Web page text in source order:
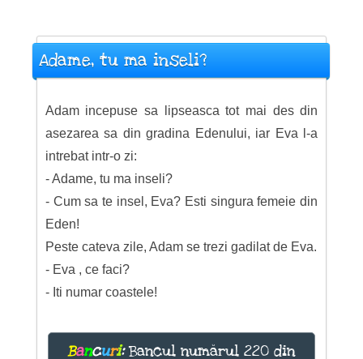
Adame, tu ma inseli?
Adam incepuse sa lipseasca tot mai des din
asezarea sa din gradina Edenului, iar Eva l-a
intrebat intr-o zi:
- Adame, tu ma inseli?
- Cum sa te insel, Eva? Esti singura femeie din
Eden!
Peste cateva zile, Adam se trezi gadilat de Eva.
- Eva , ce faci?
- Iti numar coastele!
Bancuri:Bancul numărul 220 din